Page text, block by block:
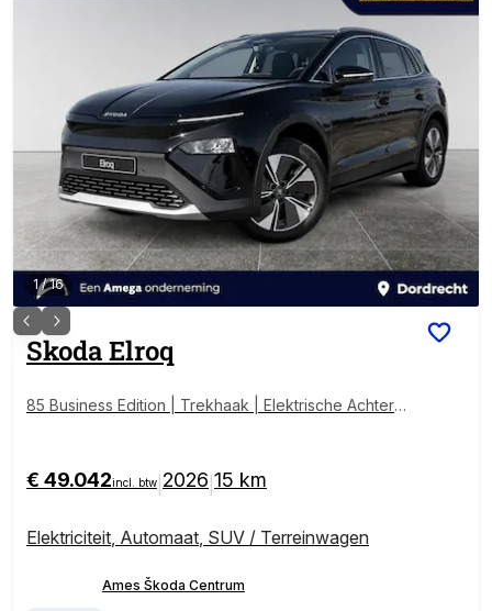
1/16
SkodaElroq
85 Business Edition | Trekhaak | Elektrische Achterkl
€ 49.042incl. btw 2026 15 km
Elektriciteit, Automaat, SUV / Terreinwagen
Ames Škoda Centrum